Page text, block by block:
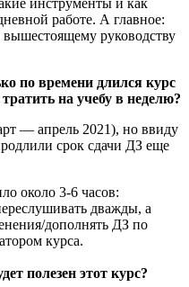
инструменты и как
работе. А главное:
вышестоящему руководству
по времени длился курс
на учебу в неделю?
— апрель 2021), но ввиду
срок сдачи ДЗ еще
около 3-6 часов:
дважды, а
дополнять ДЗ по
курса.
полезен этот курс?